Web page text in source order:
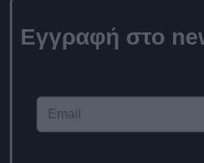
Εγγραφή στο